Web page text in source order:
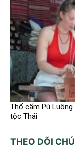
Thổ cẩm Pù
tộc Thái
THEO DÕI